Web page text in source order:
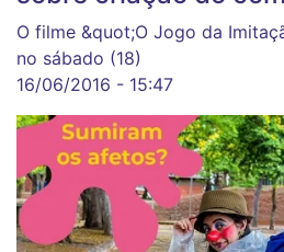
O filme &quot;O Jogo da
no sábado (18)
16/06/2016 - 15:47